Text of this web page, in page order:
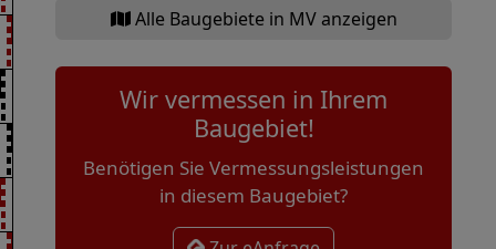
Alle Baugebiete in MV anzeigen
Wir vermessen in Ihrem
Baugebiet!
Benötigen Sie Vermessungsleistungen
in diesem Baugebiet?